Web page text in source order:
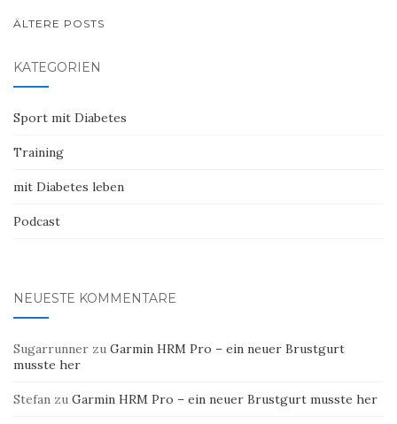
BEITRAGS-
ÄLTERE POSTS
KATEGORIEN
Sport mit Diabetes
Training
mit Diabetes leben
Podcast
NEUESTE KOMMENTARE
Sugarrunner zu Garmin HRM Pro – ein neuer Brustgurt
musste her
Stefan zu Garmin HRM Pro – ein neuer Brustgurt musste her